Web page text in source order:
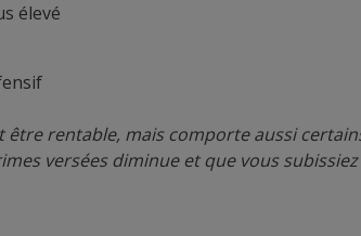
élevé
être rentable, mais comporte aussi
versées diminue et que vous